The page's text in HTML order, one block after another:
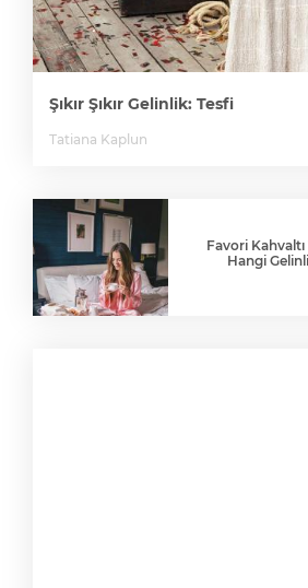
Şıkır Şıkır Gelinlik: Tesfi
Tatiana Kaplun
Favori
Hangi